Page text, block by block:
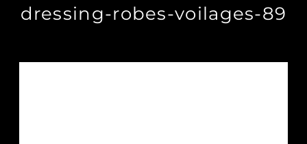
dressing-robes-voilages-89